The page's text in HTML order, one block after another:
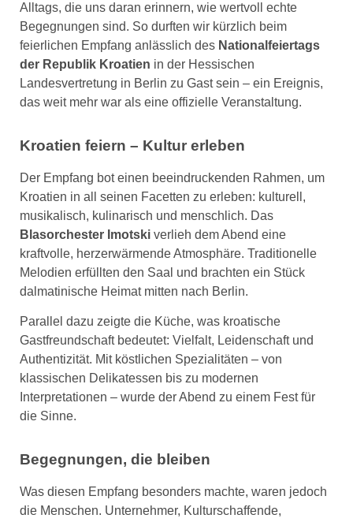
Alltags, die uns daran erinnern, wie wertvoll echte
Begegnungen sind. So durften wir kürzlich beim
feierlichen Empfang anlässlich des Nationalfeiertags
der Republik Kroatien in der Hessischen
Landesvertretung in Berlin zu Gast sein – ein Ereignis,
das weit mehr war als eine offizielle Veranstaltung.
Kroatien feiern – Kultur erleben
Der Empfang bot einen beeindruckenden Rahmen, um
Kroatien in all seinen Facetten zu erleben: kulturell,
musikalisch, kulinarisch und menschlich. Das
Blasorchester Imotski verlieh dem Abend eine
kraftvolle, herzerwärmende Atmosphäre. Traditionelle
Melodien erfüllten den Saal und brachten ein Stück
dalmatinische Heimat mitten nach Berlin.
Parallel dazu zeigte die Küche, was kroatische
Gastfreundschaft bedeutet: Vielfalt, Leidenschaft und
Authentizität. Mit köstlichen Spezialitäten – von
klassischen Delikatessen bis zu modernen
Interpretationen – wurde der Abend zu einem Fest für
die Sinne.
Begegnungen, die bleiben
Was diesen Empfang besonders machte, waren jedoch
die Menschen. Unternehmer, Kulturschaffende,